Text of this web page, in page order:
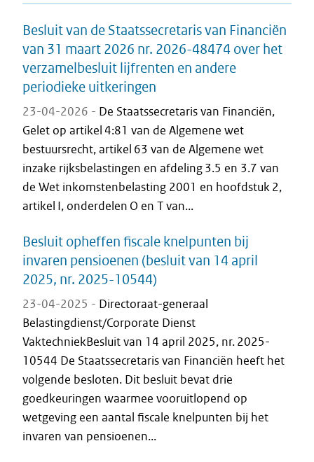
Besluit van de Staatssecretaris van Financiën
van 31 maart 2026 nr. 2026-48474 over het
verzamelbesluit lijfrenten en andere
periodieke uitkeringen
23-04-2026 - De Staatssecretaris van Financiën,
Gelet op artikel 4:81 van de Algemene wet
bestuursrecht, artikel 63 van de Algemene wet
inzake rijksbelastingen en afdeling 3.5 en 3.7 van
de Wet inkomstenbelasting 2001 en hoofdstuk 2,
artikel I, onderdelen O en T van...
Besluit opheffen fiscale knelpunten bij
invaren pensioenen (besluit van 14 april
2025, nr. 2025-10544)
23-04-2025 - Directoraat-generaal
Belastingdienst/Corporate Dienst
VaktechniekBesluit van 14 april 2025, nr. 2025-
10544 De Staatssecretaris van Financiën heeft het
volgende besloten. Dit besluit bevat drie
goedkeuringen waarmee vooruitlopend op
wetgeving een aantal fiscale knelpunten bij het
invaren van pensioenen...